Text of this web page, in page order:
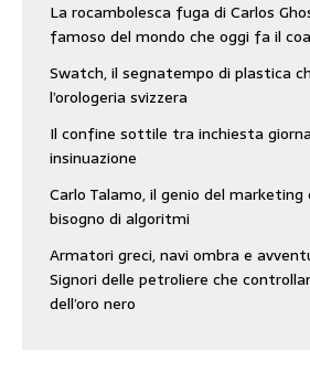
La rocambolesca fuga di Carlos
famoso del mondo che oggi fa il
Swatch, il segnatempo di plastica
l’orologeria svizzera
Il confine sottile tra inchiesta
insinuazione
Carlo Talamo, il genio del marketing
bisogno di algoritmi
Armatori greci, navi ombra e
Signori delle petroliere che
dell’oro nero